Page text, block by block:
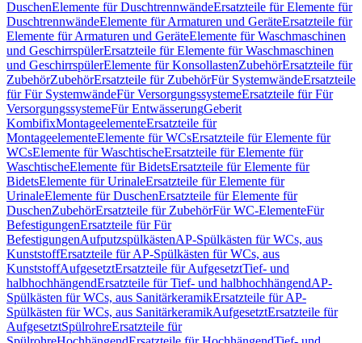
DuschenElemente für DuschtrennwändeErsatzteile für Elemente für
DuschtrennwändeElemente für Armaturen und GeräteErsatzteile für
Elemente für Armaturen und GeräteElemente für Waschmaschinen
und GeschirrspülerErsatzteile für Elemente für Waschmaschinen
und GeschirrspülerElemente für KonsollastenZubehörErsatzteile für
ZubehörZubehörErsatzteile für ZubehörFür SystemwändeErsatzteile
für Für SystemwändeFür VersorgungssystemeErsatzteile für Für
VersorgungssystemeFür EntwässerungGeberit
KombifixMontageelementeErsatzteile für
MontageelementeElemente für WCsErsatzteile für Elemente für
WCsElemente für WaschtischeErsatzteile für Elemente für
WaschtischeElemente für BidetsErsatzteile für Elemente für
BidetsElemente für UrinaleErsatzteile für Elemente für
UrinaleElemente für DuschenErsatzteile für Elemente für
DuschenZubehörErsatzteile für ZubehörFür WC-ElementeFür
BefestigungenErsatzteile für Für
BefestigungenAufputzspülkästenAP-Spülkästen für WCs, aus
KunststoffErsatzteile für AP-Spülkästen für WCs, aus
KunststoffAufgesetztErsatzteile für AufgesetztTief- und
halbhochhängendErsatzteile für Tief- und halbhochhängendAP-
Spülkästen für WCs, aus SanitärkeramikErsatzteile für AP-
Spülkästen für WCs, aus SanitärkeramikAufgesetztErsatzteile für
AufgesetztSpülrohreErsatzteile für